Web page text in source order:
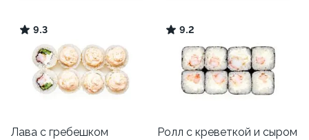
9.3
Лава с гребешком
9.2
Ролл с креветкой и сыром